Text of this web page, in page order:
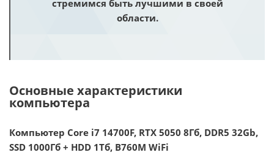
стремимся быть лучшими в своей
области.
Основные характеристики
компьютера
Компьютер Core i7 14700F, RTX 5050 8Гб, DDR5 32Gb,
SSD 1000Гб + HDD 1Тб, B760M WiFi